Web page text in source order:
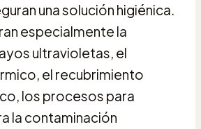
una solución higiénica.
especialmente la
ultravioletas, el
el recubrimiento
los procesos para
la contaminación